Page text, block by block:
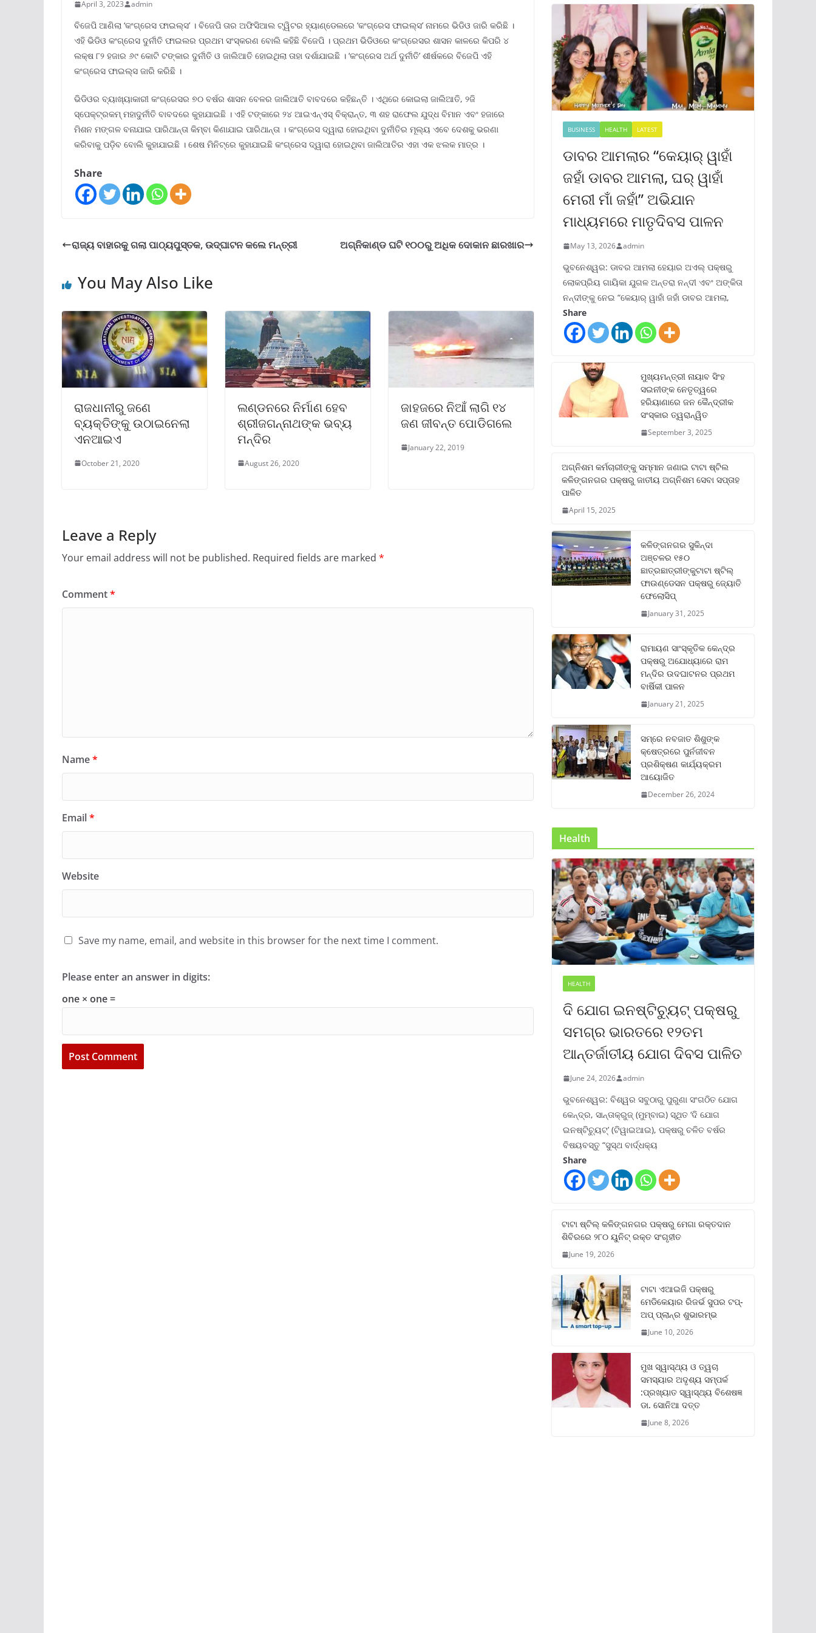
April 3, 2023 admin
ବିଜେପି ଆଣିଲା ‘କଂଗ୍ରେସ ଫାଇଲ୍ସ’ । ବିଜେପି ତାର ଅଫିସିଆଲ ଟ୍ୱିଟର ହ୍ୟାଣ୍ଡେଲରେ ‘କଂଗ୍ରେସ ଫାଇଲ୍ସ’ ନାମରେ ଭିଡିଓ ଜାରି କରିଛି ।
ଏହି ଭିଡିଓ କଂଗ୍ରେସ ଦୁର୍ନୀତି ଫାଇଲର ପ୍ରଥମ ସଂସ୍କରଣ ବୋଲି କହିଛି ବିଜେପି । ପ୍ରଥମ ଭିଡିଓରେ କଂଗ୍ରେସର ଶାସନ କାଳରେ କିପରି ୪
ଲକ୍ଷ ୮୨ ହଜାର ୬୯ କୋଟି ଟଙ୍କାର ଦୁର୍ନୀତି ଓ ଜାଲିଆତି ହୋଇଥିଲା ତାହା ଦର୍ଶାଯାଇଛି । ‘କଂଗ୍ରେସ ଅର୍ଥ ଦୁର୍ନୀତି’ ଶୀର୍ଷକରେ ବିଜେପି ଏହି
କଂଗ୍ରେସ ଫାଇଲ୍ସ ଜାରି କରିଛି ।
ଭିଡିଓର ବ୍ୟାଖ୍ୟାକାରୀ କଂଗ୍ରେସର ୭୦ ବର୍ଷର ଶାସନ ବେଳର ଜାଲିଆତି ବାବଦରେ କହିଛନ୍ତି । ଏଥିରେ କୋଇଲା ଜାଲିଆତି, ୨ଜି
ସ୍ପେକ୍ଟ୍ରକମ୍ ମହାଦୁର୍ନୀତି ବାବଦରେ କୁହାଯାଇଛି । ଏହି ଟଙ୍କାରେ ୨୪ ଆଇଏନ୍ଏସ୍ ବିକ୍ରାନ୍ତ, ୩ ଶହ ରାଫେଲ ଯୁଦ୍ଧ ବିମାନ ଏବଂ ହଜାରେ
ମିଶନ ମଙ୍ଗଳ ବନାଯାଇ ପାରିଥାନ୍ତା କିମ୍ବା କିଣାଯାଇ ପାରିଥାନ୍ତା । କଂଗ୍ରେସ ଦ୍ୱାରା ହୋଇଥିବା ଦୁର୍ନୀତିର ମୂଲ୍ୟ ଏବେ ଦେଶକୁ ଭରଣା
କରିବାକୁ ପଡ଼ିବ ବୋଲି କୁହାଯାଇଛି । ଶେଷ ମିନିଟ୍ରେ କୁହାଯାଇଛି କଂଗ୍ରେସ ଦ୍ୱାରା ହୋଇଥିବା ଜାଲିଆତିର ଏହା ଏକ ଝଲକ ମାତ୍ର ।
Share
ରାଜ୍ୟ ବାହାରକୁ ଗଲା ପାଠ୍ୟପୁସ୍ତକ, ଉଦ୍‌ଘାଟନ କଲେ ମନ୍ତ୍ରୀ ଅଗ୍ନିକାଣ୍ଡ ଘଟି ୧୦୦ରୁ ଅଧିକ ଦୋକାନ ଛାରଖାର
You May Also Like
ରାଜଧାନୀରୁ ଜଣେ
ବ୍ୟକ୍ତିଙ୍କୁ ଉଠାଇନେଲା
ଏନଆଇଏ
October 21, 2020
ଲଣ୍ଡନରେ ନିର୍ମାଣ ହେବ
ଶ୍ରୀଜଗନ୍ନାଥଙ୍କ ଭବ୍ୟ
ମନ୍ଦିର
August 26, 2020
ଜାହଜରେ ନିଆଁ ଲାଗି ୧୪
ଜଣ ଜୀବନ୍ତ ପୋଡିଗଲେ
January 22, 2019
Leave a Reply
Your email address will not be published. Required fields are marked *
Comment*
Name*
Email*
Website
Save my name, email, and website in this browser for the next time I comment.
Please enter an answer in digits:
one × one =
BUSINESS HEALTH LATEST
ଡାବର ଆମଲାର “କେୟାର୍ ୱାହାଁ
ଜହାଁ ଡାବର ଆମଲା, ଘର୍ ୱାହାଁ
ମେରୀ ମାଁ ଜହାଁ” ଅଭିଯାନ
ମାଧ୍ୟମରେ ମାତୃଦିବସ ପାଳନ
May 13, 2026 admin
ଭୁବନେଶ୍ୱର: ଡାବର ଆମଲା ହେୟାର ଅଏଲ୍ ପକ୍ଷରୁ
ଲୋକପ୍ରିୟ ଗାୟିକା ଯୁଗଳ ଅନ୍ତରା ନନ୍ଦୀ ଏବଂ ଅଙ୍କିତା
ନନ୍ଦୀଙ୍କୁ ନେଇ “କେୟାର୍ ୱାହାଁ ଜହାଁ ଡାବର ଆମଲା,
Share
ମୁଖ୍ୟମନ୍ତ୍ରୀ ନାୟାବ ସିଂହ
ସଇନୀଙ୍କ ନେତୃତ୍ୱରେ
ହରିୟାଣାରେ ଜନ କୈନ୍ଦ୍ରୀକ
ସଂସ୍କାର ତ୍ୱରାନ୍ୱିତ
September 3, 2025
ଅଗ୍ନିଶମ କର୍ମଚାରୀଙ୍କୁ ସମ୍ମାନ ଜଣାଇ ଟାଟା ଷ୍ଟିଲ
କଳିଙ୍ଗନଗର ପକ୍ଷରୁ ଜାତୀୟ ଅଗ୍ନିଶମ ସେବା ସପ୍ତାହ
ପାଳିତ
April 15, 2025
କଳିଙ୍ଗନଗର ସୁକିନ୍ଦା
ଅଞ୍ଚଳର ୧୫୦
ଛାତ୍ରଛାତ୍ରୀଙ୍କୁଟାଟା ଷ୍ଟିଲ୍
ଫାଉଣ୍ଡେସନ ପକ୍ଷରୁ ଜ୍ୟୋତି
ଫେଲୋସିପ୍‌
January 31, 2025
ରାମାୟଣ ସାଂସ୍କୃତିକ କେନ୍ଦ୍ର
ପକ୍ଷରୁ ଅଯୋଧ୍ୟାରେ ରାମ
ମନ୍ଦିର ଉଦଘାଟନର ପ୍ରଥମ
ବାର୍ଷିକୀ ପାଳନ
January 21, 2025
ସମ୍‌ରେ ନବଜାତ ଶିଶୁଙ୍କ
କ୍ଷେତ୍ରରେ ପୁର୍ନଜୀବନ
ପ୍ରଶିକ୍ଷଣ କାର୍ଯ୍ୟକ୍ରମ
ଆୟୋଜିତ
December 26, 2024
Health
HEALTH
ଦି ଯୋଗ ଇନଷ୍ଟିଚ୍ୟୁଟ୍ ପକ୍ଷରୁ
ସମଗ୍ର ଭାରତରେ ୧୨ତମ
ଆନ୍ତର୍ଜାତୀୟ ଯୋଗ ଦିବସ ପାଳିତ
June 24, 2026 admin
ଭୁବନେଶ୍ୱର: ବିଶ୍ୱର ସବୁଠାରୁ ପୁରୁଣା ସଂଗଠିତ ଯୋଗ
କେନ୍ଦ୍ର, ସାନ୍ତାକ୍ରୁଜ୍ (ମୁମ୍ବାଇ) ସ୍ଥିତ ‘ଦି ଯୋଗ
ଇନଷ୍ଟିଚ୍ୟୁଟ୍‌’ (ଟିୱାଇଆଇ), ପକ୍ଷରୁ ଚଳିତ ବର୍ଷର
ବିଷୟବସ୍ତୁ “ସୁସ୍ଥ ବାର୍ଦ୍ଧକ୍ୟ
Share
ଟାଟା ଷ୍ଟିଲ୍‌ କଳିଙ୍ଗନଗର ପକ୍ଷରୁ ମେଗା ରକ୍ତଦାନ
ଶିବିରରେ ୨୮୦ ୟୁନିଟ୍‌ ରକ୍ତ ସଂଗୃହୀତ
June 19, 2026
ଟାଟା ଏଆଇଜି ପକ୍ଷରୁ
ମେଡିକେୟାର ରିଜର୍ଭ ସୁପର ଟପ୍‌-
ଅପ୍ ପ୍ଲାନ୍‌ର ଶୁଭାରମ୍ଭ
June 10, 2026
ମୁଖ ସ୍ୱାସ୍ଥ୍ୟ ଓ ତ୍ୱଚା
ସମସ୍ୟାର ଅଦୃଶ୍ୟ ସମ୍ପର୍କ
:ପ୍ରଖ୍ୟାତ ସ୍ୱାସ୍ଥ୍ୟ ବିଶେଷଜ୍ଞ
ଡା. ସୋନିଆ ଦତ୍ତ
June 8, 2026